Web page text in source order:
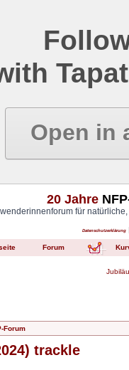
Open in
20 Jahre
für
Datenschutzerklärung
Forum
Forum
trackle